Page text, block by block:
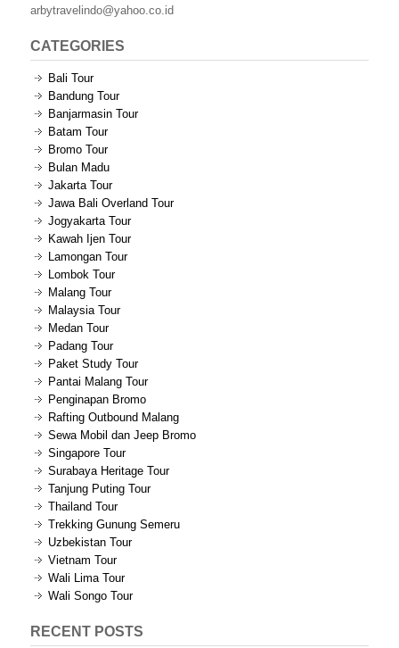
arbytravelindo@yahoo.co.id
CATEGORIES
Bali Tour
Bandung Tour
Banjarmasin Tour
Batam Tour
Bromo Tour
Bulan Madu
Jakarta Tour
Jawa Bali Overland Tour
Jogyakarta Tour
Kawah Ijen Tour
Lamongan Tour
Lombok Tour
Malang Tour
Malaysia Tour
Medan Tour
Padang Tour
Paket Study Tour
Pantai Malang Tour
Penginapan Bromo
Rafting Outbound Malang
Sewa Mobil dan Jeep Bromo
Singapore Tour
Surabaya Heritage Tour
Tanjung Puting Tour
Thailand Tour
Trekking Gunung Semeru
Uzbekistan Tour
Vietnam Tour
Wali Lima Tour
Wali Songo Tour
RECENT POSTS